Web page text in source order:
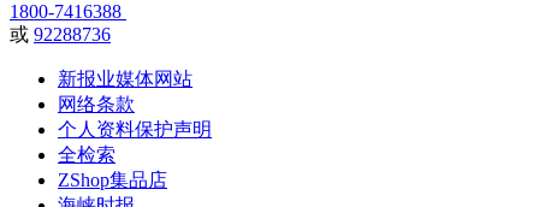
1800-7416388
或 92288736
新报业媒体网站
网络条款
个人资料保护声明
全检索
ZShop集品店